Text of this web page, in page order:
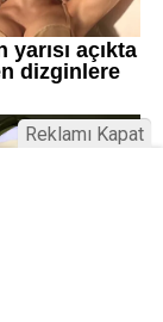
Reklamı Kapat